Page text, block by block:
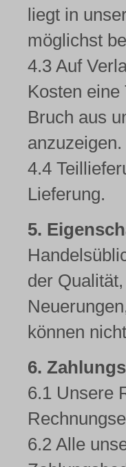
liegt in
möglichst
4.3 Auf
Kosten
Bruch aus
anzuzeigen.
4.4
Lieferung.
5.
der
können
6.
6.1 Unsere
6.2 Alle